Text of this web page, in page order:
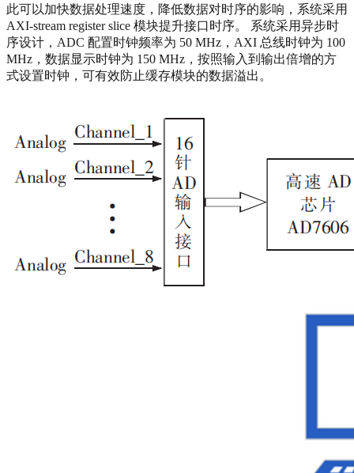
此可以加快数据处理速度，降低数据对时序的影响，系统采用
AXI-stream register slice 模块提升接口时序。 系统采用异步时
序设计，ADC 配置时钟频率为 50 MHz，AXI 总线时钟为 100
MHz，数据显示时钟为 150 MHz，按照输入到输出倍增的方
式设置时钟，可有效防止缓存模块的数据溢出。